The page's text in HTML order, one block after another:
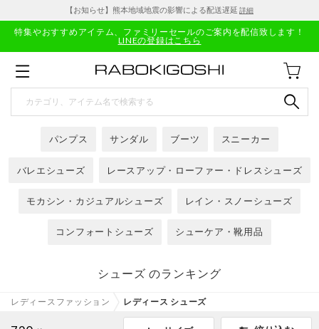
【お知らせ】熊本地域地震の影響による配送遅延 詳細
特集やおすすめアイテム、ファミリーセールのご案内を配信致します！
LINEの登録はこちら
パンプス サンダル ブーツ スニーカー
バレエシューズ レースアップ・ローファー・ドレスシューズ
モカシン・カジュアルシューズ レイン・スノーシューズ
コンフォートシューズ シューケア・靴用品
シューズ のランキング
レディースファッション レディース シューズ